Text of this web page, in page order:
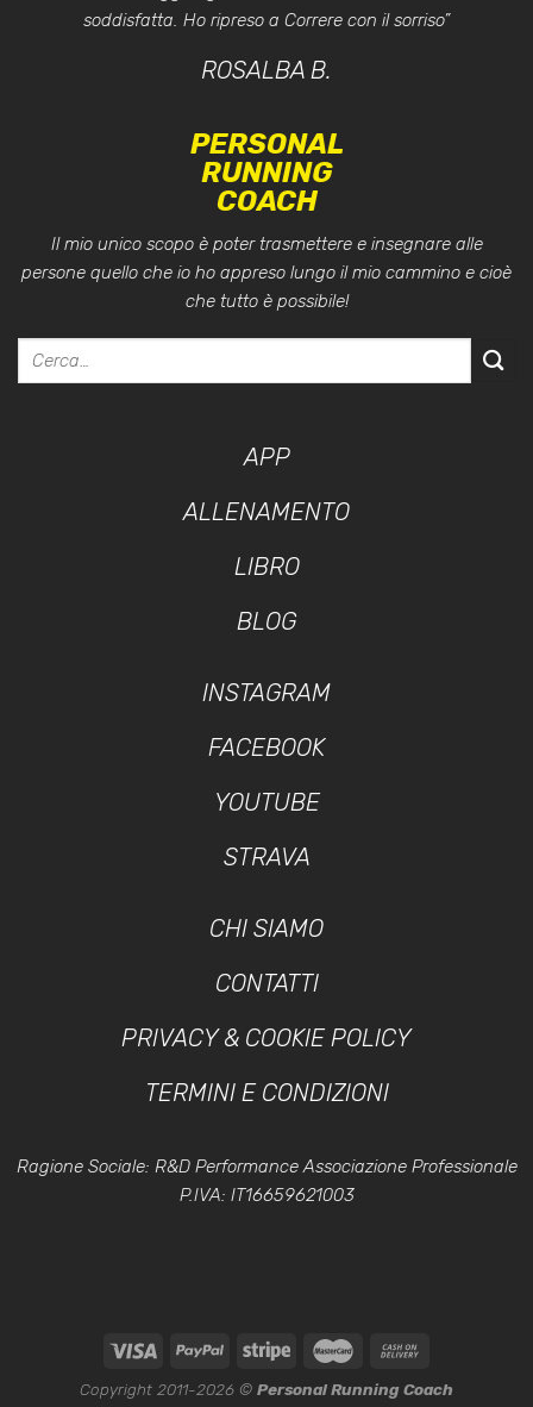
soddisfatta. Ho ripreso a Correre con il sorriso”
ROSALBA B.
PERSONAL
RUNNING
COACH
Il mio unico scopo è poter trasmettere e insegnare alle
persone quello che io ho appreso lungo il mio cammino e cioè
che tutto è possibile!
APP
ALLENAMENTO
LIBRO
BLOG
INSTAGRAM
FACEBOOK
YOUTUBE
STRAVA
CHI SIAMO
CONTATTI
PRIVACY & COOKIE POLICY
TERMINI E CONDIZIONI
Ragione Sociale: R&D Performance Associazione Professionale
P.IVA: IT16659621003
Copyright 2011-2026 © Personal Running Coach